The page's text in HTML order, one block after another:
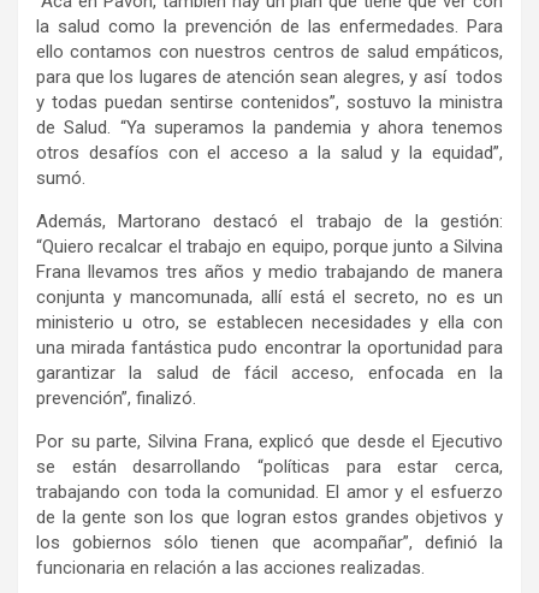
la salud como la prevención de las enfermedades. Para
ello contamos con nuestros centros de salud empáticos,
para que los lugares de atención sean alegres, y así todos
y todas puedan sentirse contenidos”, sostuvo la ministra
de Salud. “Ya superamos la pandemia y ahora tenemos
otros desafíos con el acceso a la salud y la equidad”,
sumó.
Además, Martorano destacó el trabajo de la gestión:
“Quiero recalcar el trabajo en equipo, porque junto a Silvina
Frana llevamos tres años y medio trabajando de manera
conjunta y mancomunada, allí está el secreto, no es un
ministerio u otro, se establecen necesidades y ella con
una mirada fantástica pudo encontrar la oportunidad para
garantizar la salud de fácil acceso, enfocada en la
prevención”, finalizó.
Por su parte, Silvina Frana, explicó que desde el Ejecutivo
se están desarrollando “políticas para estar cerca,
trabajando con toda la comunidad. El amor y el esfuerzo
de la gente son los que logran estos grandes objetivos y
los gobiernos sólo tienen que acompañar”, definió la
funcionaria en relación a las acciones realizadas.